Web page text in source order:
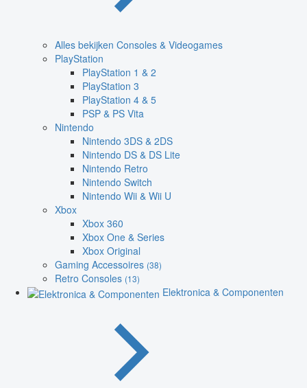
Alles bekijken Consoles & Videogames
PlayStation
PlayStation 1 & 2
PlayStation 3
PlayStation 4 & 5
PSP & PS Vita
Nintendo
Nintendo 3DS & 2DS
Nintendo DS & DS Lite
Nintendo Retro
Nintendo Switch
Nintendo Wii & Wii U
Xbox
Xbox 360
Xbox One & Series
Xbox Original
Gaming Accessoires (38)
Retro Consoles (13)
Elektronica & Componenten